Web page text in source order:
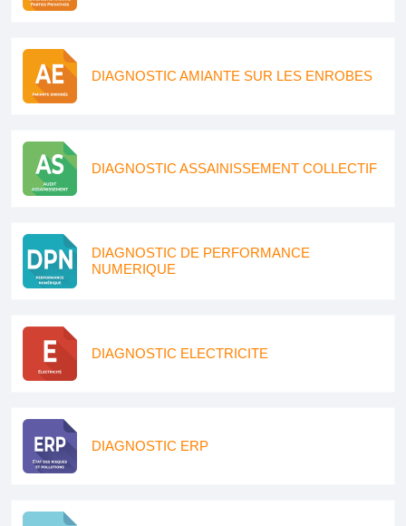
DIAGNOSTIC AMIANTE SUR LES ENROBES
DIAGNOSTIC ASSAINISSEMENT COLLECTIF
DIAGNOSTIC DE PERFORMANCE
NUMERIQUE
DIAGNOSTIC ELECTRICITE
DIAGNOSTIC ERP